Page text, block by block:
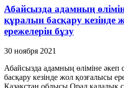
Абайсызда адамның
құралын басқару кезінде
ережелерін бұзу
30 ноября 2021
Абайсызда адамның өліміне әкеп
басқару кезінде жол қозғалысы
Қазақстан облысы Орал қалалық